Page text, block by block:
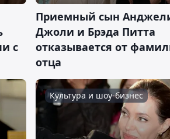
с
Приемный сын
Джоли и Брэда Питта
отказывается от
отца
Культура и шоу-бизнес